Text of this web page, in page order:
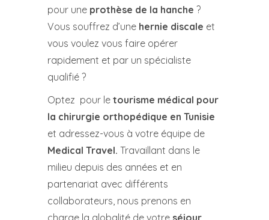
pour une prothèse de la hanche ?
Vous souffrez d’une hernie discale et
vous voulez vous faire opérer
rapidement et par un spécialiste
qualifié ?
Optez pour le tourisme médical pour
la chirurgie orthopédique en Tunisie
et adressez-vous à votre équipe de
Medical Travel. Travaillant dans le
milieu depuis des années et en
partenariat avec différents
collaborateurs, nous prenons en